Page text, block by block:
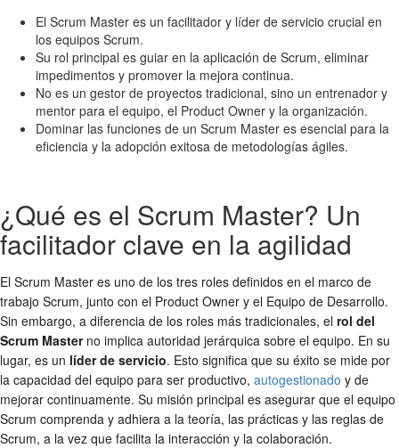
El Scrum Master es un facilitador y líder de servicio crucial en
los equipos Scrum.
Su rol principal es guiar en la aplicación de Scrum, eliminar
impedimentos y promover la mejora continua.
No es un gestor de proyectos tradicional, sino un entrenador y
mentor para el equipo, el Product Owner y la organización.
Dominar las funciones de un Scrum Master es esencial para la
eficiencia y la adopción exitosa de metodologías ágiles.
¿Qué es el Scrum Master? Un
facilitador clave en la agilidad
El Scrum Master es uno de los tres roles definidos en el marco de
trabajo Scrum, junto con el Product Owner y el Equipo de Desarrollo.
Sin embargo, a diferencia de los roles más tradicionales, el rol del
Scrum Masterno implica autoridad jerárquica sobre el equipo. En su
lugar, es un líder de servicio. Esto significa que su éxito se mide por
la capacidad del equipo para ser productivo, autogestionado y de
mejorar continuamente. Su misión principal es asegurar que el equipo
Scrum comprenda y adhiera a la teoría, las prácticas y las reglas de
Scrum, a la vez que facilita la interacción y la colaboración.